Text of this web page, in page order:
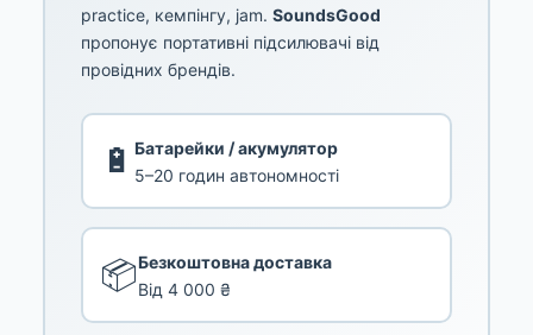
practice, кемпінгу, jam. SoundsGood
пропонує портативні підсилювачі від
провідних брендів.
🔋 Батарейки / акумулятор
5–20 годин автономності
📦Безкоштовна доставка
Від 4 000 ₴